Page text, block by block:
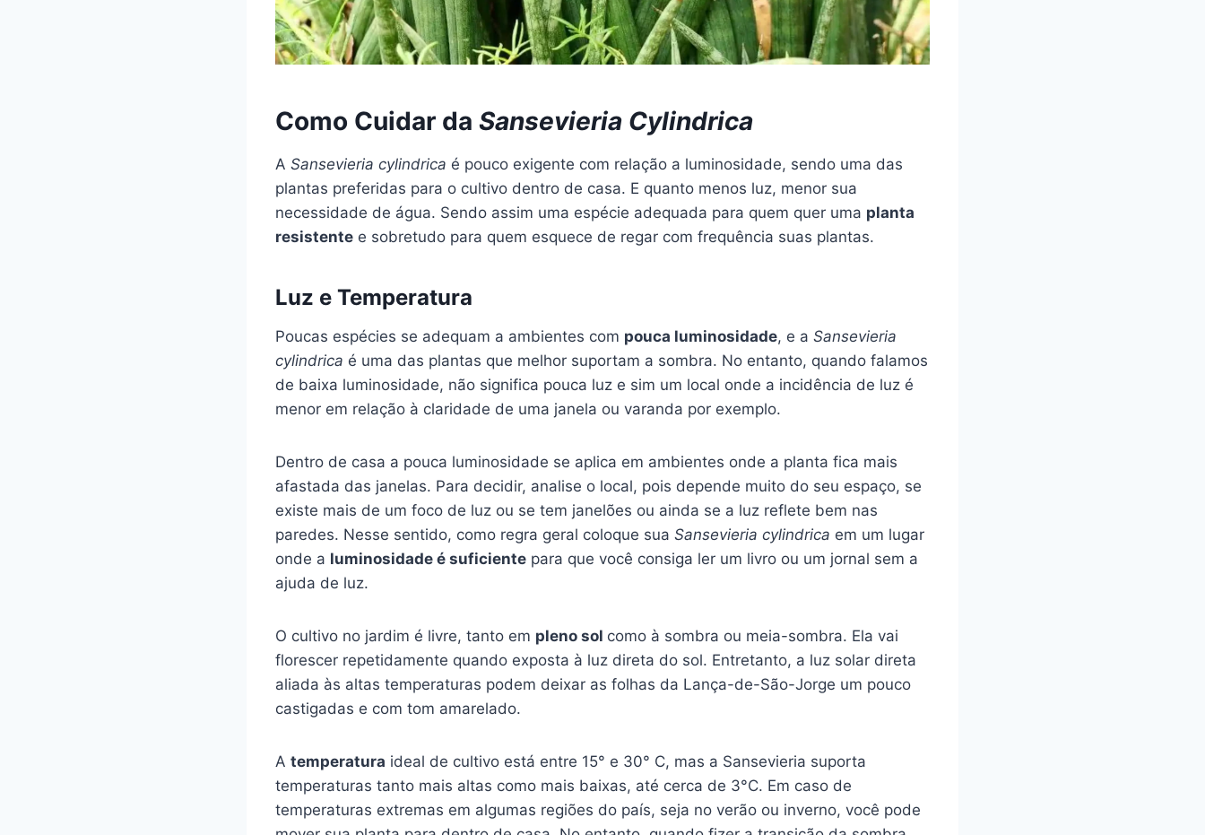
Como Cuidar da Sansevieria Cylindrica
A Sansevieria cylindrica é pouco exigente com relação a luminosidade, sendo uma das
plantas preferidas para o cultivo dentro de casa. E quanto menos luz, menor sua
necessidade de água. Sendo assim uma espécie adequada para quem quer uma planta
resistente e sobretudo para quem esquece de regar com frequência suas plantas.
Luz e Temperatura
Poucas espécies se adequam a ambientes com pouca luminosidade, e a Sansevieria
cylindrica é uma das plantas que melhor suportam a sombra. No entanto, quando falamos
de baixa luminosidade, não significa pouca luz e sim um local onde a incidência de luz é
menor em relação à claridade de uma janela ou varanda por exemplo.
Dentro de casa a pouca luminosidade se aplica em ambientes onde a planta fica mais
afastada das janelas. Para decidir, analise o local, pois depende muito do seu espaço, se
existe mais de um foco de luz ou se tem janelões ou ainda se a luz reflete bem nas
paredes. Nesse sentido, como regra geral coloque sua Sansevieria cylindrica em um lugar
onde a luminosidade é suficiente para que você consiga ler um livro ou um jornal sem a
ajuda de luz.
O cultivo no jardim é livre, tanto em pleno sol como à sombra ou meia-sombra. Ela vai
florescer repetidamente quando exposta à luz direta do sol. Entretanto, a luz solar direta
aliada às altas temperaturas podem deixar as folhas da Lança-de-São-Jorge um pouco
castigadas e com tom amarelado.
A temperatura ideal de cultivo está entre 15° e 30° C, mas a Sansevieria suporta
temperaturas tanto mais altas como mais baixas, até cerca de 3°C. Em caso de
temperaturas extremas em algumas regiões do país, seja no verão ou inverno, você pode